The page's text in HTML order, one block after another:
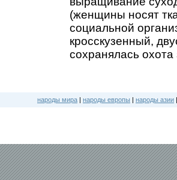
(женщины носят
социальной
кросскузенный,
сохранялась охота
народы мира | народы европы | народы азии